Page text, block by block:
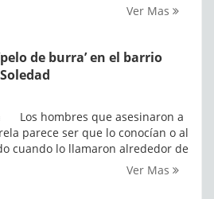
Ver Mas
de burra’ en el barrio
Los hombres que asesinaron a
parece ser que lo conocían o al
cuando lo llamaron alrededor de
Ver Mas